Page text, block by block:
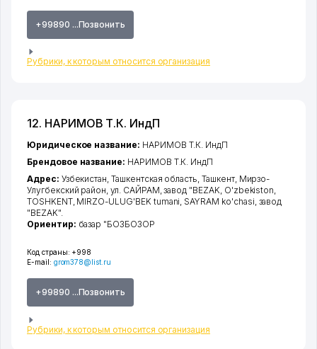
+99890 ...Позвонить
Рубрики, к которым относится организация
12. НАРИМОВ Т.К. ИндП
Код страны: +998
E-mail: grom378@list.ru
+99890 ...Позвонить
Рубрики, к которым относится организация
Юридическое название: НАРИМОВ Т.К. ИндП
Брендовое название: НАРИМОВ Т.К. ИндП
Адрес: Узбекистан,Ташкентская область,Ташкент, Мирзо-
Улугбекский район,ул. САЙРАМ, завод "BEZAK, O'zbekiston,
TOSHKENT, MIRZO-ULUG'BEK tumani, SAYRAM ko'chasi, завод
"BEZAK".
Ориентир: базар "БОЗБОЗОР